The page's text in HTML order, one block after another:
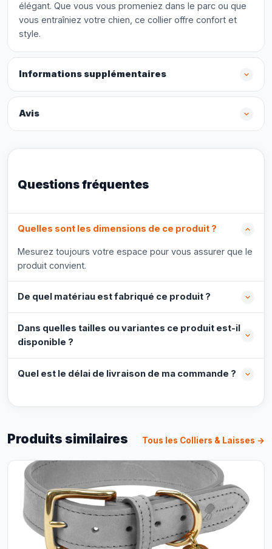
élégant. Que vous vous promeniez dans le parc ou que
vous entraîniez votre chien, ce collier offre confort et
style.
Informations supplémentaires
Avis
Questions fréquentes
Quelles sont les dimensions de ce produit ?
Mesurez toujours votre espace pour vous assurer que le
produit convient.
De quel matériau est fabriqué ce produit ?
Dans quelles tailles ou variantes ce produit est-il
disponible ?
Quel est le délai de livraison de ma commande ?
Produits similaires Tous les Colliers & Laisses →